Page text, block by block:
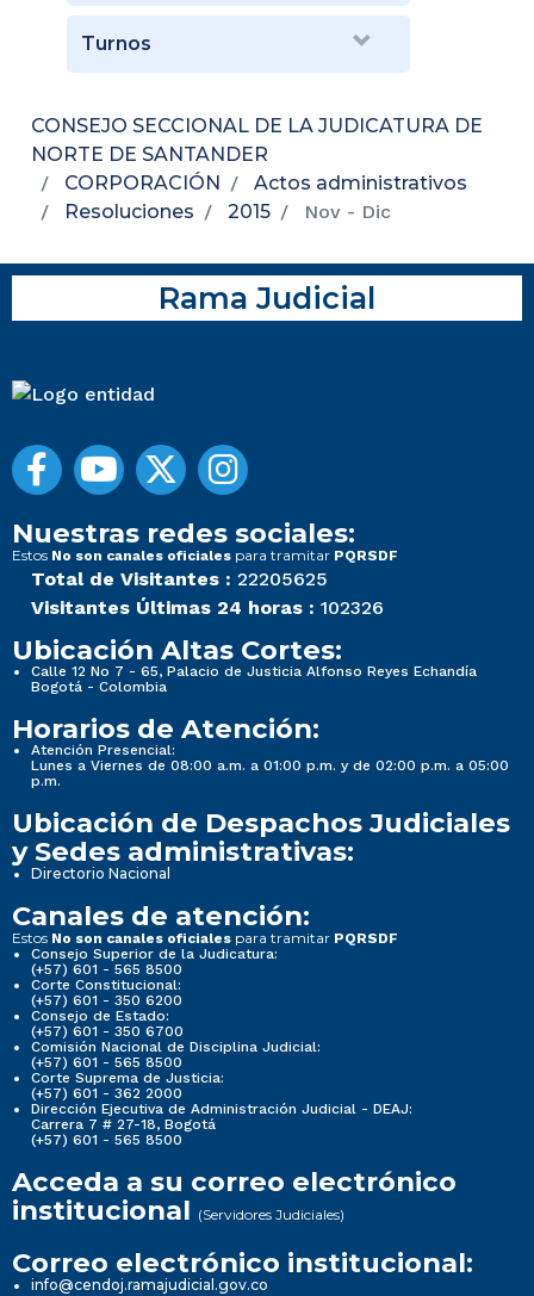
Turnos
CONSEJO SECCIONAL DE LA JUDICATURA DE
NORTE DE SANTANDER
CORPORACIÓN
Actos administrativos
Resoluciones
2015 Nov - Dic
Rama Judicial
Nuestras redes sociales:
Estos No son canales oficiales para tramitar PQRSDF
Total de Visitantes : 22205625
Visitantes Últimas 24 horas : 102326
Ubicación Altas Cortes:
Calle 12 No 7 - 65, Palacio de Justicia Alfonso Reyes Echandía
Bogotá - Colombia
Horarios de Atención:
Atención Presencial:
Lunes a Viernes de 08:00 a.m. a 01:00 p.m. y de 02:00 p.m. a 05:00
p.m.
Ubicación de Despachos Judiciales
y Sedes administrativas:
Directorio Nacional
Canales de atención:
Estos No son canales oficiales para tramitar PQRSDF
Consejo Superior de la Judicatura:
(+57) 601 - 565 8500
Corte Constitucional:
(+57) 601 - 350 6200
Consejo de Estado:
(+57) 601 - 350 6700
Comisión Nacional de Disciplina Judicial:
(+57) 601 - 565 8500
Corte Suprema de Justicia:
(+57) 601 - 362 2000
Dirección Ejecutiva de Administración Judicial - DEAJ:
Carrera 7 # 27-18, Bogotá
(+57) 601 - 565 8500
Acceda a su correo electrónico
institucional (Servidores Judiciales)
Correo electrónico institucional:
info@cendoj.ramajudicial.gov.co